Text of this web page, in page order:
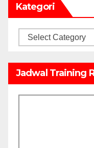
Kategori
Kategori
Jadwal Training